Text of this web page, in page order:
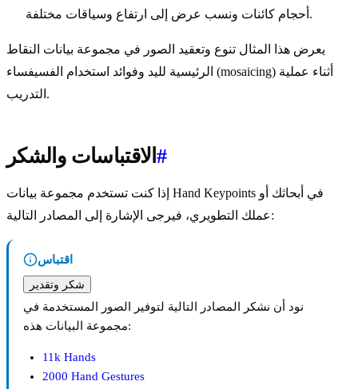
أحجام كائنات ونسب عرض إلى ارتفاع وسياقات مختلفة.
يعرض هذا المثال تنوع وتعقيد الصور في مجموعة بيانات النقاط
الرئيسية لليد وفوائد استخدام الفسيفساء (mosaicing) أثناء عملية
التدريب.
الاقتباسات والشكر #
إذا كنت تستخدم مجموعة بيانات Hand Keypoints في أبحاثك أو
عملك التطويري، فيرجى الإشارة إلى المصادر التالية:
اقتباس
شكر وتقدير
نود أن نشكر المصادر التالية لتوفير الصور المستخدمة في
مجموعة البيانات هذه:
11k Hands
2000 Hand Gestures